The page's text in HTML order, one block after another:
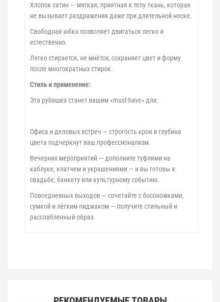
Хлопок сатин — мягкая, приятная к телу ткань, которая
не вызывает раздражения даже при длительной носке.
Свободная юбка позволяет двигаться легко и
естественно.
Легко стирается, не мнётся, сохраняет цвет и форму
после многократных стирок.
Стиль и применение:
Эта рубашка станет вашим «must-have» для:
Офиса и деловых встреч — строгость кроя и глубина
цвета подчеркнут ваш профессионализм.
Вечерних мероприятий — дополните туфлями на
каблуке, клатчем и украшениями — и вы готовы к
свадьбе, банкету или культурному событию.
Повседневных выходов — сочетайте с босоножками,
сумкой и лёгким пиджаком — получите стильный и
расслабленный образ.